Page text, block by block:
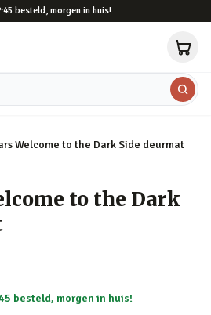
besteld, morgen in huis!
Welcome to the Dark Side deurmat
to the Dark
besteld, morgen in huis!